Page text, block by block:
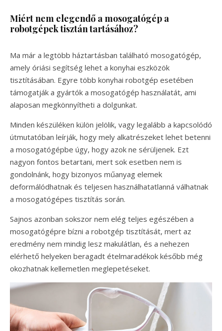
Miért nem elegendő a mosogatógép a
robotgépek tisztán tartásához?
Ma már a legtöbb háztartásban található mosogatógép,
amely óriási segítség lehet a konyhai eszközök
tisztításában. Egyre több konyhai robotgép esetében
támogatják a gyártók a mosogatógép használatát, ami
alaposan megkönnyítheti a dolgunkat.
Minden készüléken külön jelölik, vagy legalább a kapcsolódó
útmutatóban leírják, hogy mely alkatrészeket lehet betenni
a mosogatógépbe úgy, hogy azok ne sérüljenek. Ezt
nagyon fontos betartani, mert sok esetben nem is
gondolnánk, hogy bizonyos műanyag elemek
deformálódhatnak és teljesen használhatatlanná válhatnak
a mosogatógépes tisztítás során.
Sajnos azonban sokszor nem elég teljes egészében a
mosogatógépre bízni a robotgép tisztítását, mert az
eredmény nem mindig lesz makulátlan, és a nehezen
elérhető helyeken beragadt ételmaradékok később még
okozhatnak kellemetlen meglepetéseket.